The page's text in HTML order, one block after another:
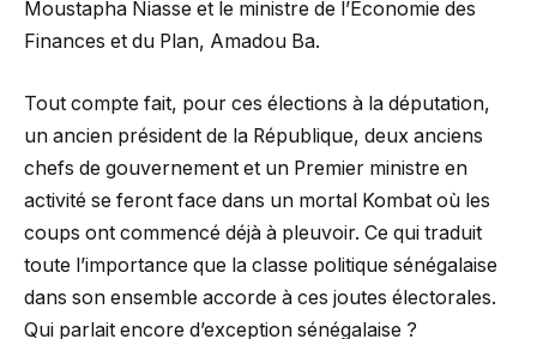
Moustapha Niasse et le ministre de l’Economie des
Finances et du Plan, Amadou Ba.
Tout compte fait, pour ces élections à la députation,
un ancien président de la République, deux anciens
chefs de gouvernement et un Premier ministre en
activité se feront face dans un mortal Kombat où les
coups ont commencé déjà à pleuvoir. Ce qui traduit
toute l’importance que la classe politique sénégalaise
dans son ensemble accorde à ces joutes électorales.
Qui parlait encore d’exception sénégalaise ?